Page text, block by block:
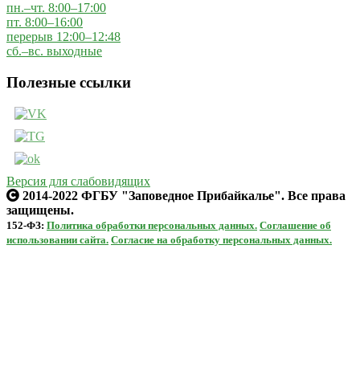
пн.–чт. 8:00–17:00
пт. 8:00–16:00
перерыв 12:00–12:48
сб.–вс. выходные
Полезные ссылки
Версия для слабовидящих
2014-2022 ФГБУ "Заповедное Прибайкалье". Все права
защищены.
152-ФЗ: Политика обработки персональных данных. Соглашение об
использовании сайта. Согласие на обработку персональных данных.